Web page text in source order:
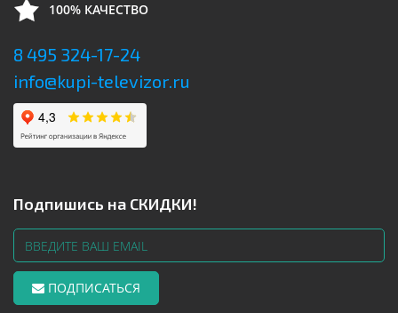
100% КАЧЕСТВО
8 495 324-17-24
info@kupi-televizor.ru
Подпишись на СКИДКИ!
ПОДПИСАТЬСЯ